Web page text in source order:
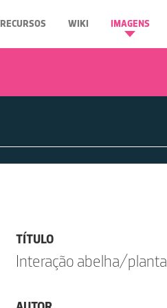
RECURSOS WIKI IMAGENS
TÍTULO
Interação abelha/planta